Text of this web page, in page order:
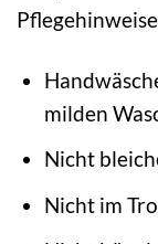
milden
Nicht
Nicht im